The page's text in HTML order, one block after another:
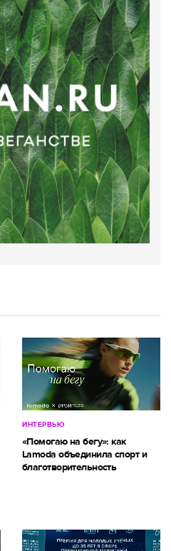
ИНТЕРВЬЮ
«Помогаю на бегу»: как
Lamoda объединила спорт и
благотворительность